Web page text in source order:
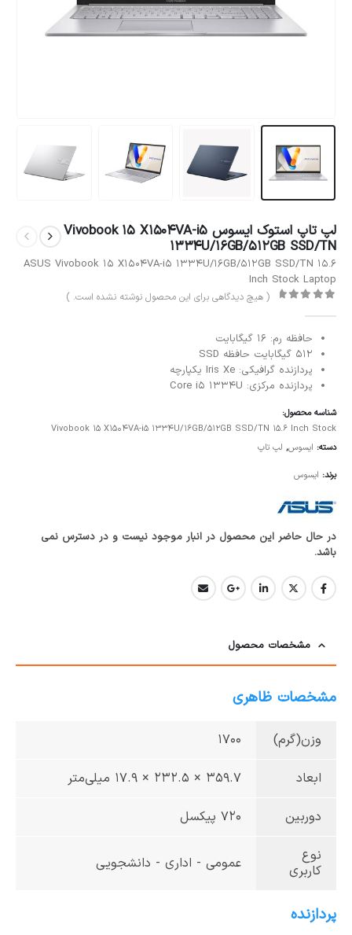
لپ تاپ استوک ایسوس Vivobook 15 X1504VA-i5
1334U/16GB/512GB SSD/TN
ASUS Vivobook 15 X1504VA-i5 1334U/16GB/512GB SSD/TN 15.6
Inch Stock Laptop
( هیچ دیدگاهی برای این محصول نوشته نشده است. )
حافظه رم: 16 گیگابایت
512 گیگابایت حافظه SSD
پردازنده گرافیکی: Iris Xe یکپارچه
پردازنده مرکزی: Core i5 1334U
شناسه محصول:
Vivobook 15 X1504VA-i5 1334U/16GB/512GB SSD/TN 15.6 Inch Stock
دسته: ایسوس, لپ تاپ
برند: ایسوس
در حال حاضر این محصول در انبار موجود نیست و در دسترس نمی
باشد.
مشخصات محصول
مشخصات ظاهری
وزن(گرم) 1700
ابعاد 359.7 × 232.5 × 17.9 میلی‌متر
دوربین 720 پیکسل
نوع
کاربری
عمومی - اداری - دانشجویی
پردازنده